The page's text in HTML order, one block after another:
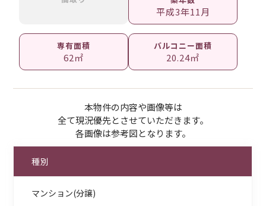
平成3年11月
専有面積
62㎡
バルコニー面積
20.24㎡
本物件の内容や画像等は
全て現況優先とさせていただきます。
各画像は参考図となります。
種別
マンション(分譲)